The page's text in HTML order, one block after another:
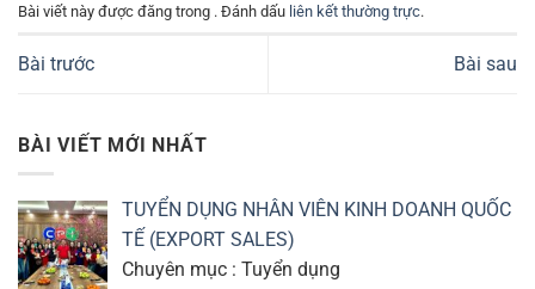
Bài viết này được đăng trong . Đánh dấu liên kết thường trực.
Bài trước Bài sau
BÀI VIẾT MỚI NHẤT
TUYỂN DỤNG NHÂN VIÊN KINH DOANH QUỐC
TẾ (EXPORT SALES)
Chuyên mục : Tuyển dụng